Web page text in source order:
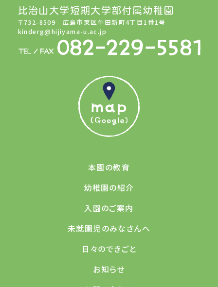
比治山大学短期大学部付属幼稚園
〒732-8509 広島市東区牛田新町4丁目1番1号
kinderg@hijiyama-u.ac.jp
本園の教育
幼稚園の紹介
入園のご案内
未就園児のみなさんへ
日々のできごと
お知らせ